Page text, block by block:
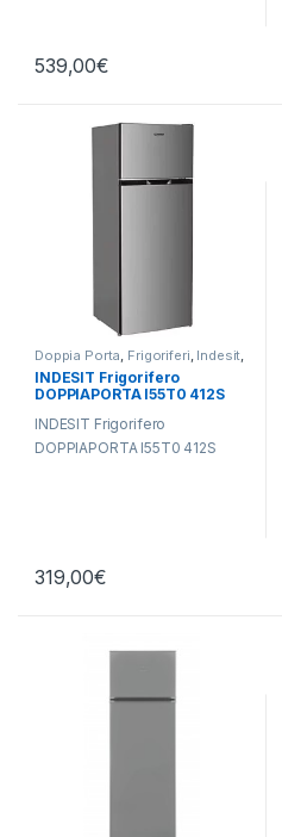
539,00€
Doppia Porta, Frigoriferi, Indesit,
Libera Installazione
INDESIT Frigorifero
DOPPIAPORTA I55T0 412S
INDESIT Frigorifero
DOPPIAPORTA I55T0 412S
319,00€